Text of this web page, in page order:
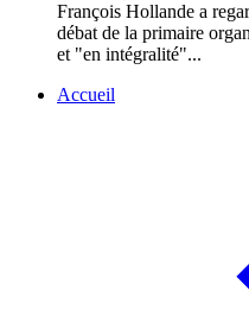
François Hollande a
débat de la primaire
et "en intégralité"...
Accueil